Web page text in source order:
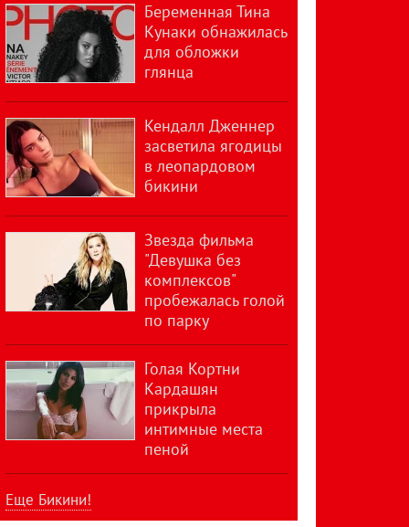
Беременная Тина
Кунаки обнажилась
для обложки
глянца
Кендалл Дженнер
засветила ягодицы
в леопардовом
бикини
Звезда фильма
"Девушка без
комплексов"
пробежалась голой
по парку
Голая Кортни
Кардашян
прикрыла
интимные места
пеной
Еще Бикини!